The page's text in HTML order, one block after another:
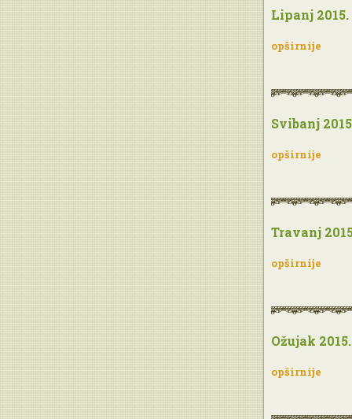
Lipanj 2015.
opširnije
Svibanj
opširnije
Travanj
opširnije
Ožujak 2015.
opširnije